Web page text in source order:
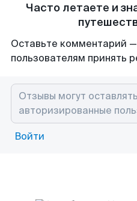
Часто летаете и
Оставьте комментарий
пользователям принять
Войти